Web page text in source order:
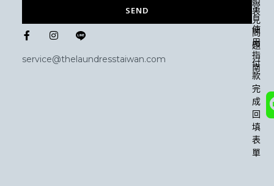
表
使
用
指
南
常
見
問
題
付
款
完
成
回
填
表
單
SEND
F
a
e
I
n
t
a
service@thelaundresstaiwan.com